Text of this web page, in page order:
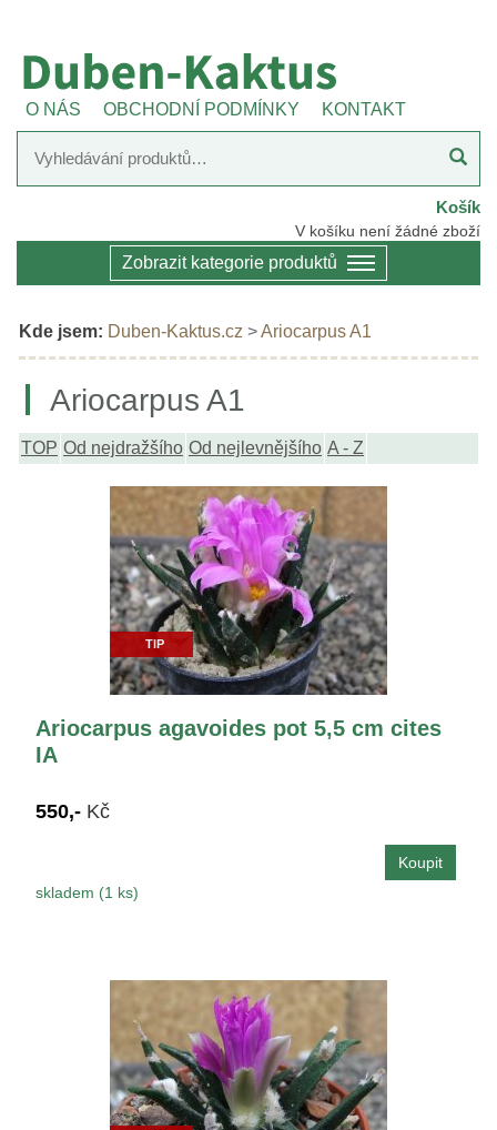
O NÁS OBCHODNÍ PODMÍNKY KONTAKT
Košík
V košíku není žádné zboží
Zobrazit kategorie produktů
Kde jsem: Duben-Kaktus.cz >Ariocarpus A1
Ariocarpus A1
TOP Od nejdražšího Od nejlevnějšího A - Z
TIP
Ariocarpus agavoides pot 5,5 cm cites
IA
550,- Kč
skladem (1 ks)